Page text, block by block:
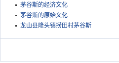
茅谷斯的经济文化
茅谷斯的原始文化
龙山县隆头镇捞田村茅谷斯